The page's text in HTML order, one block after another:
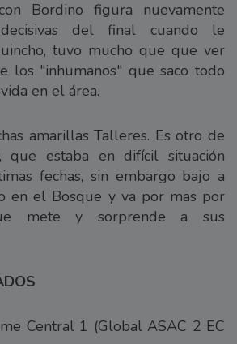
Bordino figura nuevamente
del final cuando le
tuvo mucho que que ver
los "inhumanos" que saco todo
en el área.
amarillas Talleres. Es otro de
que estaba en difícil situación
fechas, sin embargo bajo a
en el Bosque y va por mas por
mete y sorprende a sus
Central 1 (Global ASAC 2 EC